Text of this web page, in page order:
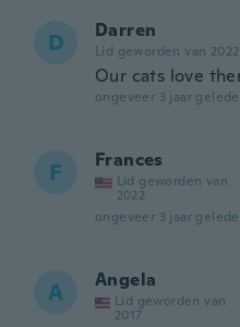
D Darren
Lid geworden van 2022
Our cats love
ongeveer 3 jaar
F Frances
Lid geworden van
2022
ongeveer 3 jaar
A Angela
Lid geworden van
2017